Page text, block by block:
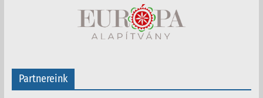
Partnereink